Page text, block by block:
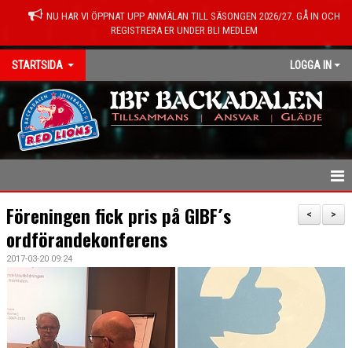
NU HAR VI ÖPPNAT UPP ANMÄLAN TILL SÄSONGEN 2026/27. GÅ IN OCH
REGISTRERA ER UNDER BLI MEDLEM
STARTSIDA LOGGA IN
HEM
NYHETER
KONTAKT
OM FÖRENINGEN
MEDLEMSINFO
>
<
Föreningen fick pris på GIBF´s
ordförandekonferens
2017-03-20 09:24